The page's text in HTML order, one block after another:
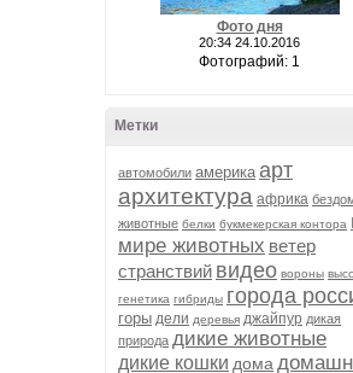
Фото дня
20:34 24.10.2016
Фотографий: 1
Метки
автомобили америка арт
архитектура африка
животные белки букмекерская контора
мире животных ветер
странствий видео вороны
генетика гибриды города
горы дели деревья джайпур дикая
природа дикие животные
дикие кошки дома